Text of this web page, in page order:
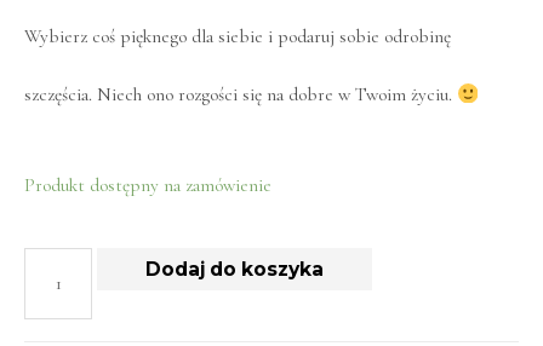
Wybierz coś pięknego dla siebie i podaruj sobie odrobinę
szczęścia. Niech ono rozgości się na dobre w Twoim życiu.
Produkt dostępny na zamówienie
Dodaj do koszyka